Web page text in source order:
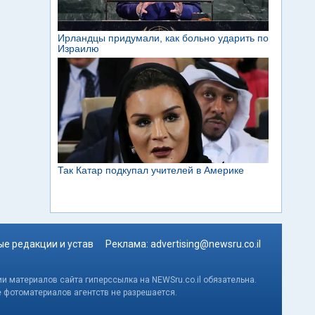
редакции и устав Реклама: advertising@newsru.co.il
сайта гиперссылка на NEWSru.co.il обязательна.
агентств не разрешается.